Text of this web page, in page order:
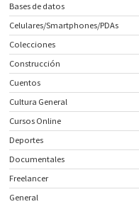
Bases de datos
Celulares/Smartphones/PDAs
Colecciones
Construcción
Cuentos
Cultura General
Cursos Online
Deportes
Documentales
Freelancer
General